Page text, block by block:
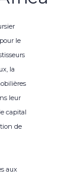
le
la
leur
capital
de
aux